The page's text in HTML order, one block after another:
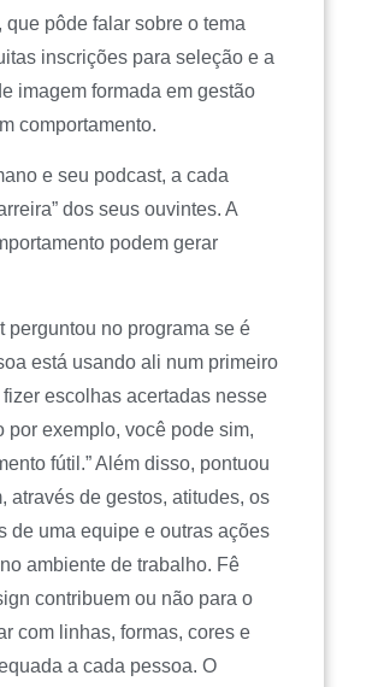
, que pôde falar sobre o tema
inscrições para seleção e a
imagem formada em gestão
comportamento.
e seu podcast, a cada
dos seus ouvintes. A
podem gerar
perguntou no programa se é
está usando ali num primeiro
escolhas acertadas nesse
por exemplo, você pode sim,
fútil.” Além disso, pontuou
através de gestos, atitudes, os
de uma equipe e outras ações
ambiente de trabalho. Fê
contribuem ou não para o
com linhas, formas, cores e
a cada pessoa. O